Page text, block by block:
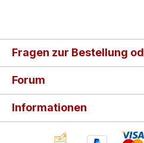
Fragen zur Bestellung
Forum
Informationen